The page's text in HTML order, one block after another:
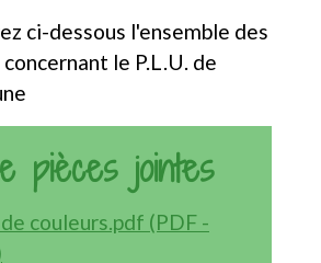
ci-dessous l'ensemble des
le P.L.U. de
pièces jointes
couleurs.pdf (PDF -